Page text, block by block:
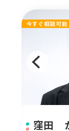
今すぐ相談可能
窪田